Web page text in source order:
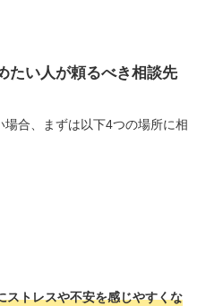
たい人が頼るべき相談先
合、まずは以下4つの場所に相
ストレスや不安を感じやすくな